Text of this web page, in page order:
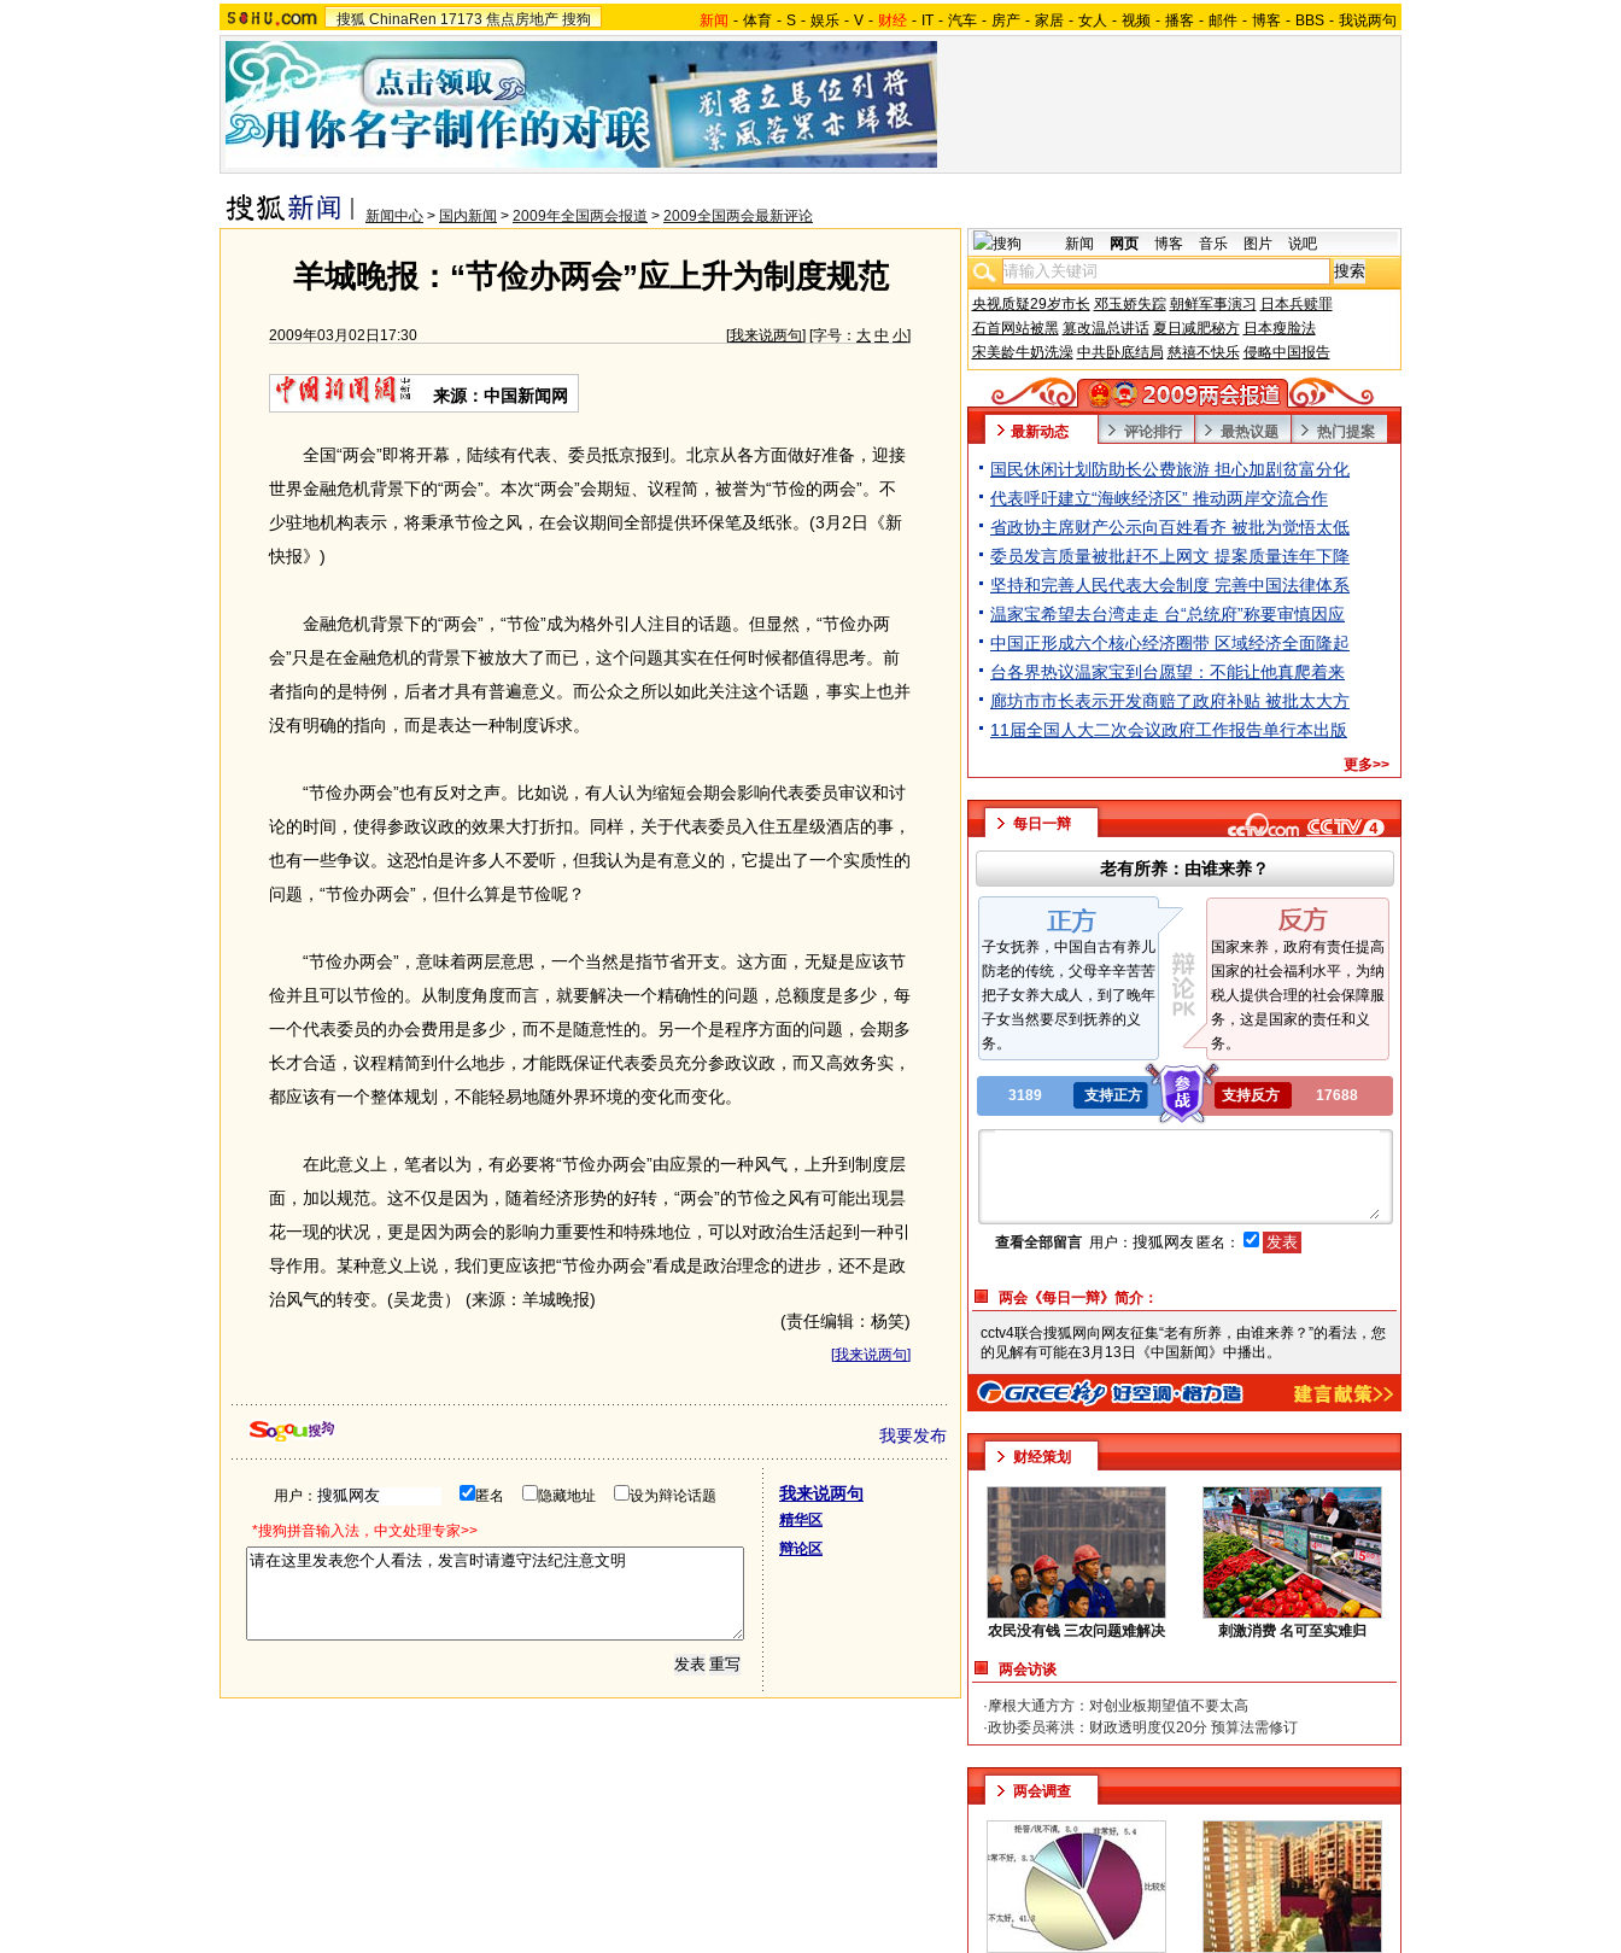
搜狐 ChinaRen 17173 焦点房地产 搜狗 新闻 - 体育 - S - 娱乐 - V - 财经 - IT - 汽车 - 房产 - 家居 - 女人 - 视频 - 播客 - 邮件 - 博客 - BBS - 我说两句
新闻中心 > 国内新闻 > 2009年全国两会报道 > 2009全国两会最新评论
羊城晚报：“节俭办两会”应上升为制度规范
2009年03月02日17:30 [我来说两句] [字号： 大 中 小]
来源：中国新闻网
全国“两会”即将开幕，陆续有代表、委员抵京报到。北京从各方面做好准备，迎接
世界金融危机背景下的“两会”。本次“两会”会期短、议程简，被誉为“节俭的两会”。不
少驻地机构表示，将秉承节俭之风，在会议期间全部提供环保笔及纸张。 (3月2日《新
快报》)
金融危机背景下的“两会”，“节俭”成为格外引人注目的话题。但显然，“节俭办两
会”只是在金融危机的背景下被放大了而已，这个问题其实在任何时候都值得思考。前
者指向的是特例，后者才具有普遍意义。而公众之所以如此关注这个话题，事实上也并
没有明确的指向，而是表达一种制度诉求。
“节俭办两会”也有反对之声。比如说，有人认为缩短会期会影响代表委员审议和讨
论的时间，使得参政议政的效果大打折扣。同样，关于代表委员入住五星级酒店的事，
也有一些争议。这恐怕是许多人不爱听，但我认为是有意义的，它提出了一个实质性的
问题，“节俭办两会”，但什么算是节俭呢？
“节俭办两会”，意味着两层意思，一个当然是指节省开支。这方面，无疑是应该节
俭并且可以节俭的。从制度角度而言，就要解决一个精确性的问题，总额度是多少，每
一个代表委员的办会费用是多少，而不是随意性的。另一个是程序方面的问题，会期多
长才合适，议程精简到什么地步，才能既保证代表委员充分参政议政，而又高效务实，
都应该有一个整体规划，不能轻易地随外界环境的变化而变化。
在此意义上，笔者以为，有必要将“节俭办两会”由应景的一种风气，上升到制度层
面，加以规范。这不仅是因为，随着经济形势的好转，“两会”的节俭之风有可能出现昙
花一现的状况，更是因为两会的影响力重要性和特殊地位，可以对政治生活起到一种引
导作用。某种意义上说，我们更应该把“节俭办两会”看成是政治理念的进步，还不是政
治风气的转变。(吴龙贵） (来源：羊城晚报)
(责任编辑：杨笑)
[我来说两句]
我要发布
用户： 匿名 隐藏地址 设为辩论话题
*搜狗拼音输入法，中文处理专家>>
我来说两句
精华区
辩论区
新闻 网页 博客 音乐 图片 说吧
央视质疑29岁市长 邓玉娇失踪 朝鲜军事演习 日本兵赎罪
石首网站被黑 篡改温总讲话 夏日减肥秘方 日本瘦脸法
宋美龄牛奶洗澡 中共卧底结局 慈禧不快乐 侵略中国报告
最新动态 评论排行 最热议题 热门提案
国民休闲计划防助长公费旅游 担心加剧贫富分化
代表呼吁建立“海峡经济区” 推动两岸交流合作
省政协主席财产公示向百姓看齐 被批为觉悟太低
委员发言质量被批赶不上网文 提案质量连年下降
坚持和完善人民代表大会制度 完善中国法律体系
温家宝希望去台湾走走 台“总统府”称要审慎因应
中国正形成六个核心经济圈带 区域经济全面隆起
台各界热议温家宝到台愿望：不能让他真爬着来
廊坊市市长表示开发商赔了政府补贴 被批太大方
11届全国人大二次会议政府工作报告单行本出版
更多>>
每日一辩
老有所养：由谁来养？
子女抚养，中国自古有养儿
防老的传统，父母辛辛苦苦
把子女养大成人，到了晚年
子女当然要尽到抚养的义
务。
国家来养，政府有责任提高
国家的社会福利水平，为纳
税人提供合理的社会保障服
务，这是国家的责任和义
务。
3189 支持正方 支持反方 17688
查看全部留言用户： 匿名：
两会《每日一辩》简介：
cctv4联合搜狐网向网友征集“老有所养，由谁来养？”的看法，您
的见解有可能在3月13日《中国新闻》中播出。
财经策划
农民没有钱 三农问题难解决 刺激消费 名可至实难归
两会访谈
·摩根大通方方：对创业板期望值不要太高
·政协委员蒋洪：财政透明度仅20分 预算法需修订
两会调查